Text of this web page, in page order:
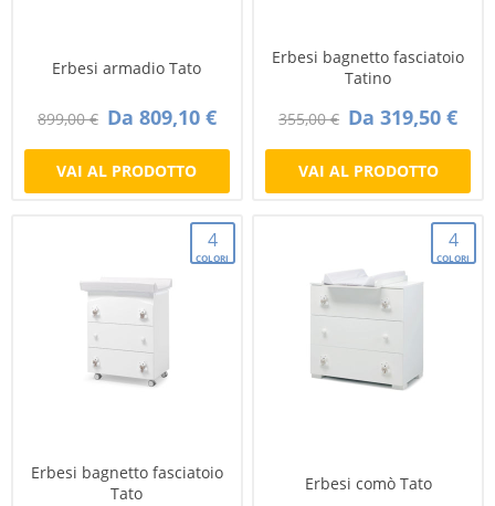
Erbesi armadio Tato
899,00 € Da 809,10 €
VAI AL PRODOTTO
Erbesi bagnetto fasciatoio
Tatino
355,00 € Da 319,50 €
VAI AL PRODOTTO
4
COLORI
Erbesi bagnetto fasciatoio
Tato
4
COLORI
Erbesi comò Tato